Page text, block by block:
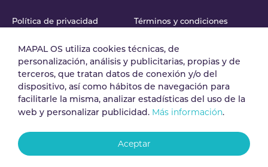
Política de privacidad Términos y condiciones
Acuerdo de tratamiento
de datos
Política de Seguridad
MAPAL OS utiliza cookies técnicas, de
personalización, análisis y publicitarias, propias y de
terceros, que tratan datos de conexión y/o del
dispositivo, así como hábitos de navegación para
facilitarle la misma, analizar estadísticas del uso de la
web y personalizar publicidad. Más información.
Aceptar